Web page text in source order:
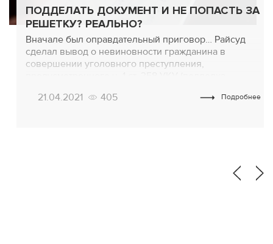
ПОДДЕЛАТЬ ДОКУМЕНТ И НЕ ПОПАСТЬ ЗА
РЕШЕТКУ? РЕАЛЬНО?
Вначале был оправдательный приговор… Райсуд
сделал вывод о невиновности гражданина в
совершении уголовного преступления,
«арестовали на полгода» за использование
21.04.2021 405 Подробнее